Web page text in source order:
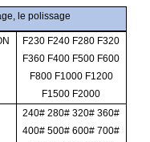
le polissage
F230 F240 F280 F320
F360 F400 F500 F600
F800 F1000 F1200
F1500 F2000
240# 280# 320# 360#
400# 500# 600# 700#